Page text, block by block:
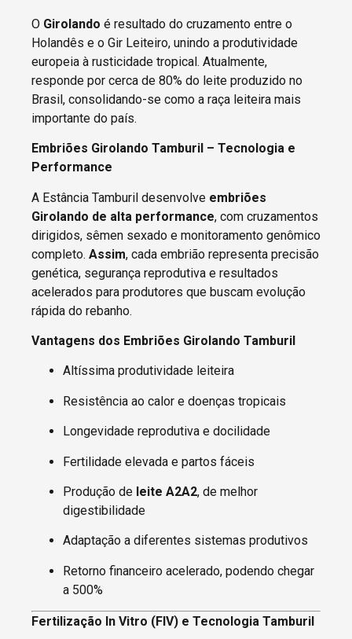
O Girolando é resultado do cruzamento entre o
Holandês e o Gir Leiteiro, unindo a produtividade
europeia à rusticidade tropical. Atualmente,
responde por cerca de 80% do leite produzido no
Brasil, consolidando-se como a raça leiteira mais
importante do país.
Embriões Girolando Tamburil – Tecnologia e
Performance
A Estância Tamburil desenvolve embriões
Girolando de alta performance, com cruzamentos
dirigidos, sêmen sexado e monitoramento genômico
completo. Assim, cada embrião representa precisão
genética, segurança reprodutiva e resultados
acelerados para produtores que buscam evolução
rápida do rebanho.
Vantagens dos Embriões Girolando Tamburil
Altíssima produtividade leiteira
Resistência ao calor e doenças tropicais
Longevidade reprodutiva e docilidade
Fertilidade elevada e partos fáceis
Produção de leite A2A2, de melhor
digestibilidade
Adaptação a diferentes sistemas produtivos
Retorno financeiro acelerado, podendo chegar
a 500%
Fertilização In Vitro (FIV) e Tecnologia Tamburil